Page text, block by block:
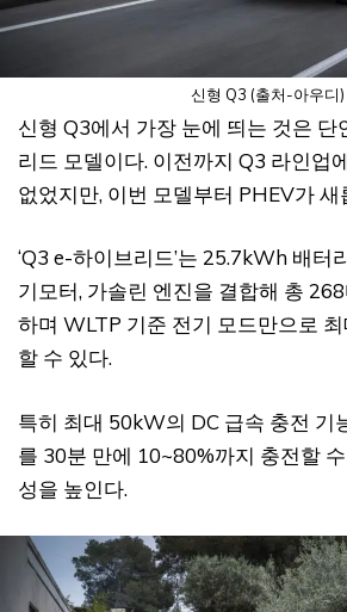
신형 Q3 (출처-아우디)
신형 Q3에서 가장 눈에 띄는 것은 단
리드 모델이다. 이전까지 Q3 라인업
없었지만, 이번 모델부터 PHEV가 새
‘Q3 e-하이브리드’는 25.7kWh 배터
기모터, 가솔린 엔진을 결합해 총
하며 WLTP 기준 전기 모드만으로
할 수 있다.
특히 최대 50kW의 DC 급속 충전 기
를 30분 만에 10~80%까지 충전할
성을 높인다.